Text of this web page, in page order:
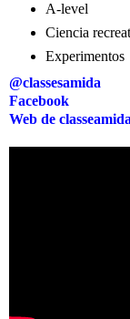
A-level
Ciencia
Experimentos
@classesamida
Facebook
Web de classeamida